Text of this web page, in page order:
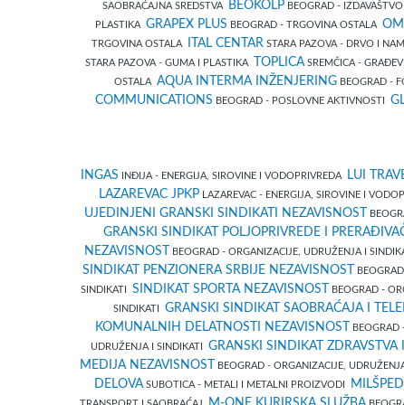
SAOBRAĆAJNA SREDSTVA BEOKOLP BEOGRAD -
PLASTIKA GRAPEX PLUS BEOGRAD - TRGOVINA OSTALA
TRGOVINA OSTALA
ITAL CENTAR STARA PAZOVA - DRVO I
STARA PAZOVA - GUMA I PLASTIKA TOPLICASREMČICA -
OSTALA AQUA INTERMA INŽENJERING BEOGRAD -
COMMUNICATIONS BEOGRAD - POSLOVNE AKTIVNOSTI
INGAS INĐIJA - ENERGIJA, SIROVINE I VODOPRIVREDA LUI
LAZAREVAC JPKP LAZAREVAC - ENERGIJA, SIROVINE I
UJEDINJENI GRANSKI SINDIKATI NEZAVISNOST
GRANSKI SINDIKAT POLJOPRIVREDE I
NEZAVISNOST
BEOGRAD - ORGANIZACIJE, UDRUŽENJA I
SINDIKAT PENZIONERA SRBIJE NEZAVISNOST
SINDIKATI SINDIKAT SPORTA NEZAVISNOST BEOGRAD -
SINDIKATI GRANSKI SINDIKAT SAOBRAĆAJA I
KOMUNALNIH DELATNOSTI NEZAVISNOST
BEOGRAD
UDRUŽENJA I SINDIKATI GRANSKI SINDIKAT ZDRAVSTVA
MEDIJA NEZAVISNOST
BEOGRAD - ORGANIZACIJE,
DELOVA SUBOTICA - METALI I METALNI PROIZVODI